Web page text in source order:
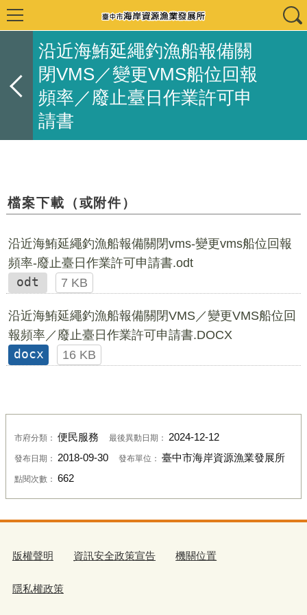
沿近海鮪延繩釣漁船報備關
閉VMS／變更VMS船位回報
頻率／廢止臺日作業許可申
請書
檔案下載（或附件）
沿近海鮪延繩釣漁船報備關閉vms-變更vms船位回報
頻率-廢止臺日作業許可申請書.odt
odt
7 KB
沿近海鮪延繩釣漁船報備關閉VMS／變更VMS船位回
報頻率／廢止臺日作業許可申請書.DOCX
docx
16 KB
市府分類： 便民服務 最後異動日期： 2024-12-12
發布日期： 2018-09-30 發布單位： 臺中市海岸資源漁業發展所
點閱次數： 662
版權聲明 資訊安全政策宣告 機關位置
隱私權政策